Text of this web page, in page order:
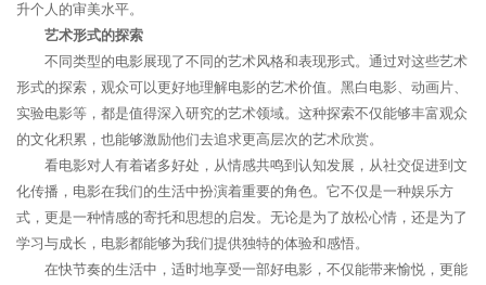
升个人的审美水平。
艺术形式的探索
不同类型的电影展现了不同的艺术风格和表现形式。通过对这些艺术
形式的探索，观众可以更好地理解电影的艺术价值。黑白电影、动画片、
实验电影等，都是值得深入研究的艺术领域。这种探索不仅能够丰富观众
的文化积累，也能够激励他们去追求更高层次的艺术欣赏。
看电影对人有着诸多好处，从情感共鸣到认知发展，从社交促进到文
化传播，电影在我们的生活中扮演着重要的角色。它不仅是一种娱乐方
式，更是一种情感的寄托和思想的启发。无论是为了放松心情，还是为了
学习与成长，电影都能够为我们提供独特的体验和感悟。
在快节奏的生活中，适时地享受一部好电影，不仅能带来愉悦，更能